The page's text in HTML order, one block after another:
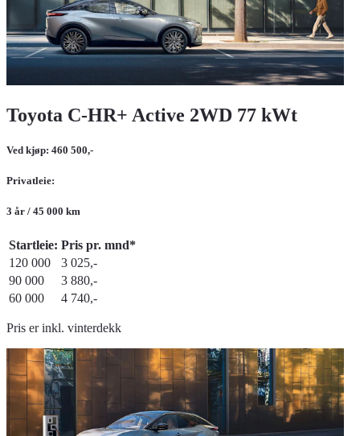
Toyota C-HR+ Active 2WD 77 kWt
Ved kjøp: 460 500,-
Privatleie:
3 år / 45 000 km
Startleie: Pris pr. mnd*
120 000
3 025,-
90 000
3 880,-
60 000
4 740,-
Pris er inkl. vinterdekk